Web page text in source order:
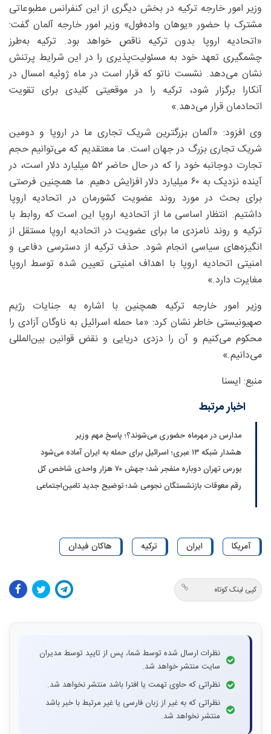
وزیر امور خارجه ترکیه در بخش دیگری از این کنفرانس مطبوعاتی
مشترک با حضور «یوهان واده‌فول» وزیر امور خارجه آلمان گفت:
«اتحادیه اروپا بدون ترکیه ناقص خواهد بود. ترکیه به‌طرز
چشمگیری تعهد خود به مسئولیت‌پذیری را در این شرایط پرتنش
نشان می‌دهد. نشست ناتو که قرار است در ماه ژوئیه امسال در
آنکارا برگزار شود، ترکیه را در موقعیتی کلیدی برای تقویت
اتحادمان قرار می‌دهد.»
وی افزود: «آلمان بزرگترین شریک تجاری ما در اروپا و دومین
شریک تجاری بزرگ در جهان است. ما معتقدیم که می‌توانیم حجم
تجارت دوجانبه خود را که در حال حاضر ۵۲ میلیارد دلار است، در
آینده نزدیک به ۶۰ میلیارد دلار افزایش دهیم. ما همچنین فرصتی
برای بحث در مورد روند عضویت کشورمان در اتحادیه اروپا
داشتیم. انتظار اساسی ما از اتحادیه اروپا این است که روابط با
ترکیه و روند نامزدی ما برای عضویت در اتحادیه اروپا مستقل از
انگیزه‌های سیاسی انجام شود. حذف ترکیه از دسترسی دفاعی و
امنیتی اتحادیه اروپا با اهداف امنیتی تعیین شده توسط اروپا
مغایرت دارد.»
وزیر امور خارجه ترکیه همچنین با اشاره به جنایات رژیم
صهیونیستی خاطر نشان کرد: «ما حمله اسرائیل به ناوگان آزادی را
محکوم می‌کنیم و آن را دزدی دریایی و نقض قوانین بین‌المللی
می‌دانیم.»
منبع: ایسنا
اخبار مرتبط
مدارس در مهرماه حضوری می‌شوند؟؛ پاسخ مهم وزیر
هشدار شبکه ۱۳ عبری؛ اسرائیل برای حمله به ایران آماده می‌شود
بورس تهران دوباره منفجر شد؛ جهش ۷۰ هزار واحدی شاخص کل
رقم معوقات بازنشستگان نجومی شد؛ توضیح جدید تامین‌اجتماعی
آمریکا ایران ترکیه هاکان فیدان
کپی لینک کوتاه
نظرات ارسال شده توسط شما، پس از تایید توسط مدیران
سایت منتشر خواهد شد.
نظراتی که حاوی تهمت یا افترا باشد منتشر نخواهد شد.
نظراتی که به غیر از زبان فارسی یا غیر مرتبط با خبر باشد
منتشر نخواهد شد.